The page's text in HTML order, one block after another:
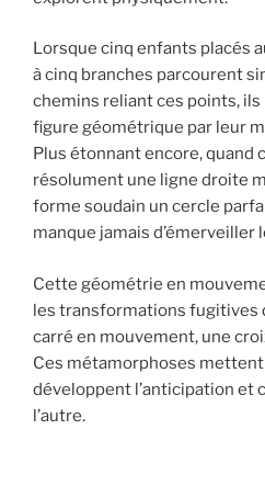
Lorsque cinq enfants placés
à cinq branches parcourent
chemins reliant ces points,
figure géométrique par leur
Plus étonnant encore, quand
résolument une ligne droite
forme soudain un cercle
manque jamais d’émerveiller
Cette géométrie en
les transformations fugitives
carré en mouvement, une
Ces métamorphoses
développent l’anticipation et
l’autre.